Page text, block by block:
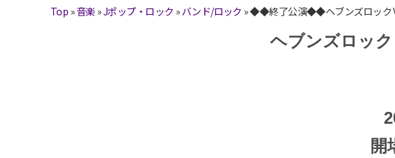
Top »音楽 »Jポップ・ロック »バンド/ロック »◆◆終了公演◆◆ヘブンズロック
ヘブンズロッ
開